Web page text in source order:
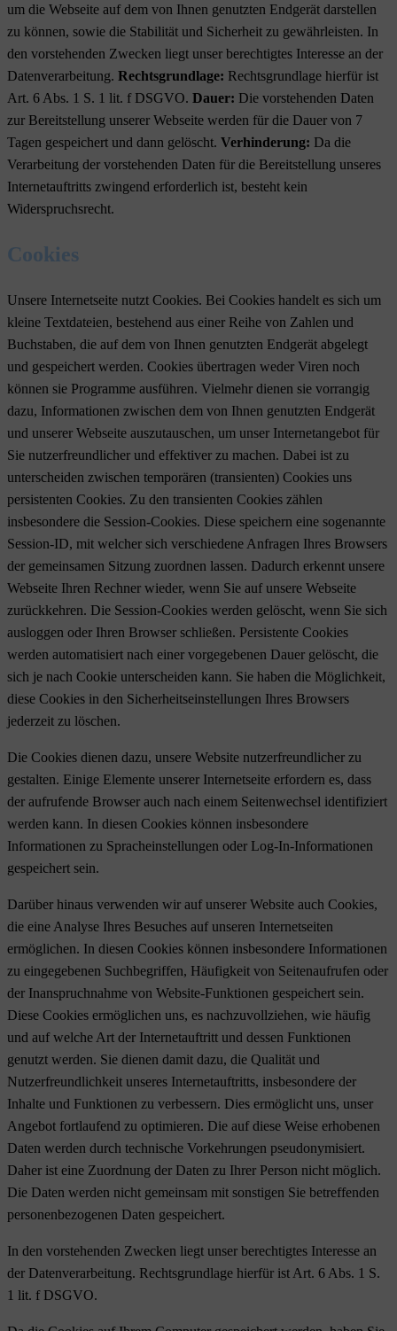
um die Webseite auf dem von Ihnen genutzten Endgerät darstellen
zu können, sowie die Stabilität und Sicherheit zu gewährleisten. In
den vorstehenden Zwecken liegt unser berechtigtes Interesse an der
Datenverarbeitung. Rechtsgrundlage: Rechtsgrundlage hierfür ist
Art. 6 Abs. 1 S. 1 lit. f DSGVO. Dauer: Die vorstehenden Daten
zur Bereitstellung unserer Webseite werden für die Dauer von 7
Tagen gespeichert und dann gelöscht. Verhinderung: Da die
Verarbeitung der vorstehenden Daten für die Bereitstellung unseres
Internetauftritts zwingend erforderlich ist, besteht kein
Widerspruchsrecht.
Cookies
Unsere Internetseite nutzt Cookies. Bei Cookies handelt es sich um
kleine Textdateien, bestehend aus einer Reihe von Zahlen und
Buchstaben, die auf dem von Ihnen genutzten Endgerät abgelegt
und gespeichert werden. Cookies übertragen weder Viren noch
können sie Programme ausführen. Vielmehr dienen sie vorrangig
dazu, Informationen zwischen dem von Ihnen genutzten Endgerät
und unserer Webseite auszutauschen, um unser Internetangebot für
Sie nutzerfreundlicher und effektiver zu machen. Dabei ist zu
unterscheiden zwischen temporären (transienten) Cookies uns
persistenten Cookies. Zu den transienten Cookies zählen
insbesondere die Session-Cookies. Diese speichern eine sogenannte
Session-ID, mit welcher sich verschiedene Anfragen Ihres Browsers
der gemeinsamen Sitzung zuordnen lassen. Dadurch erkennt unsere
Webseite Ihren Rechner wieder, wenn Sie auf unsere Webseite
zurückkehren. Die Session-Cookies werden gelöscht, wenn Sie sich
ausloggen oder Ihren Browser schließen. Persistente Cookies
werden automatisiert nach einer vorgegebenen Dauer gelöscht, die
sich je nach Cookie unterscheiden kann. Sie haben die Möglichkeit,
diese Cookies in den Sicherheitseinstellungen Ihres Browsers
jederzeit zu löschen.
Die Cookies dienen dazu, unsere Website nutzerfreundlicher zu
gestalten. Einige Elemente unserer Internetseite erfordern es, dass
der aufrufende Browser auch nach einem Seitenwechsel identifiziert
werden kann. In diesen Cookies können insbesondere
Informationen zu Spracheinstellungen oder Log-In-Informationen
gespeichert sein.
Darüber hinaus verwenden wir auf unserer Website auch Cookies,
die eine Analyse Ihres Besuches auf unseren Internetseiten
ermöglichen. In diesen Cookies können insbesondere Informationen
zu eingegebenen Suchbegriffen, Häufigkeit von Seitenaufrufen oder
der Inanspruchnahme von Website-Funktionen gespeichert sein.
Diese Cookies ermöglichen uns, es nachzuvollziehen, wie häufig
und auf welche Art der Internetauftritt und dessen Funktionen
genutzt werden. Sie dienen damit dazu, die Qualität und
Nutzerfreundlichkeit unseres Internetauftritts, insbesondere der
Inhalte und Funktionen zu verbessern. Dies ermöglicht uns, unser
Angebot fortlaufend zu optimieren. Die auf diese Weise erhobenen
Daten werden durch technische Vorkehrungen pseudonymisiert.
Daher ist eine Zuordnung der Daten zu Ihrer Person nicht möglich.
Die Daten werden nicht gemeinsam mit sonstigen Sie betreffenden
personenbezogenen Daten gespeichert.
In den vorstehenden Zwecken liegt unser berechtigtes Interesse an
der Datenverarbeitung. Rechtsgrundlage hierfür ist Art. 6 Abs. 1 S.
1 lit. f DSGVO.